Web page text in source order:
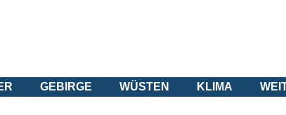
GEBIRGE WÜSTEN KLIMA